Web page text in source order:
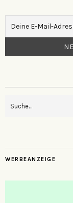
WERBEANZEIGE